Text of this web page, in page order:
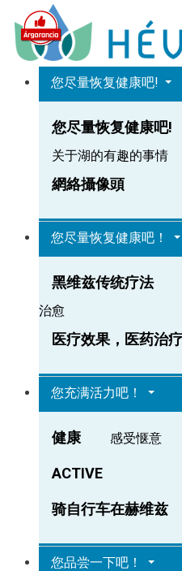
+36 83 540
您尽量恢复健康吧!
您尽量恢复健康吧!
关于湖的有趣的事情
網絡攝像頭
您尽量恢复健康吧！
黑维兹传统疗法
治愈
医疗效果，医药治疗
您充满活力吧！
健康 感受惬意
ACTIVE
骑自行车在赫维兹
您品尝一下吧！